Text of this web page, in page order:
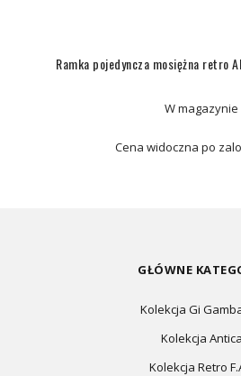
Ramka pojedyncza mosiężna retro
W magazynie
Cena widoczna po
GŁÓWNE
Kolekcja Gi
Kolekcja Antica
Kolekcja Retro